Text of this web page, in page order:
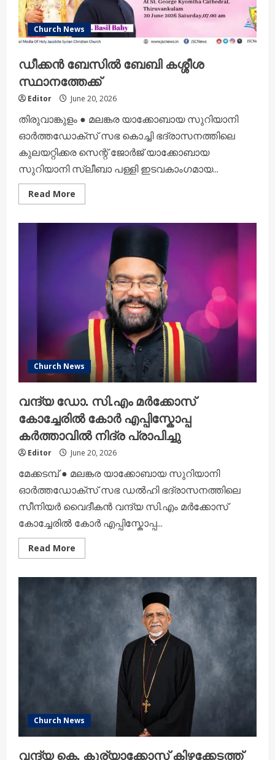
Church News
ഡീക്കൻ ബേസിൽ ബേബി കശ്ശീശ
സ്ഥാനത്തേക്ക്
Editor June 20, 2026
തിരുവാങ്കുളം ● മലങ്കര യാക്കോബായ സുറിയാനി
ഓർത്തഡോക്സ് സഭ കൊച്ചി ഭദ്രാസനത്തിലെ
കുലയറ്റിക്കര സെന്റ് ജോർജ് യാക്കോബായ
സുറിയാനി സ്ലീബാ പള്ളി ഇടവകാംഗമായ...
Read More
more
സ്ഥാനത്തേക്ക്
Church News
വന്ദ്യ ഡോ. സി.എം മർക്കോസ്
കോച്ചേരിൽ കോർ എപ്പിസ്കോപ്പ
കർത്താവിൽ നിദ്ര പ്രാപിച്ചു
Editor June 20, 2026
മേക്കടമ്പ് ● മലങ്കര യാക്കോബായ സുറിയാനി
ഓർത്തഡോക്സ്‌ സഭ ഡൽഹി ഭദ്രാസനത്തിലെ
സീനിയർ വൈദീകൻ വന്ദ്യ സി.എം മർക്കോസ്
കോച്ചേരിൽ കോർ എപ്പിസ്കോപ്പ...
Read More
more
സി.എം
മർക്കോസ്
കോച്ചേരിൽ
കർത്താവിൽ
പ്രാപിച്ചു
Church News
വന്ദ്യ കെ. കുര്യാക്കോസ് കിഴക്കേടത്ത്